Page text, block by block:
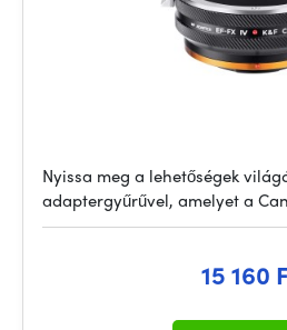
Nyissa meg a lehetőségek
adaptergyűrűvel, amelyet a
15 160